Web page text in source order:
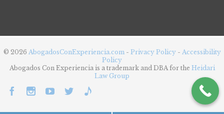
© 2026 AbogadosConExperiencia.com- Privacy Policy - Accessibility
Policy
Abogados Con Experiencia is a trademark and DBA for the Heidari
Law Group
    